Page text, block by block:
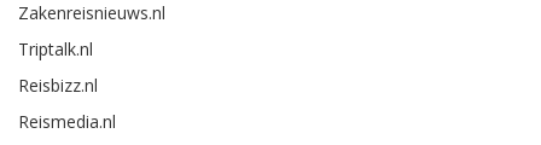
Zakenreisnieuws.nl
Triptalk.nl
Reisbizz.nl
Reismedia.nl